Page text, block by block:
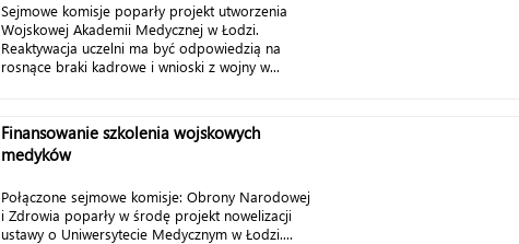
Sejmowe komisje poparły projekt utworzenia
Wojskowej Akademii Medycznej w Łodzi.
Reaktywacja uczelni ma być odpowiedzią na
rosnące braki kadrowe i wnioski z wojny w...
Finansowanie szkolenia wojskowych
medyków
Połączone sejmowe komisje: Obrony Narodowej
i Zdrowia poparły w środę projekt nowelizacji
ustawy o Uniwersytecie Medycznym w Łodzi....